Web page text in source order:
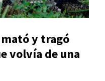
y tragó
volvía de una